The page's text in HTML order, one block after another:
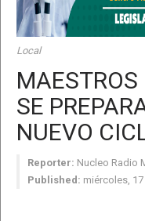
Local
SE
NUEVO
Reporter: Nucleo Radio
Published: miércoles,